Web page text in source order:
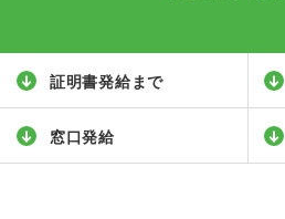
証明書発給まで
窓口発給